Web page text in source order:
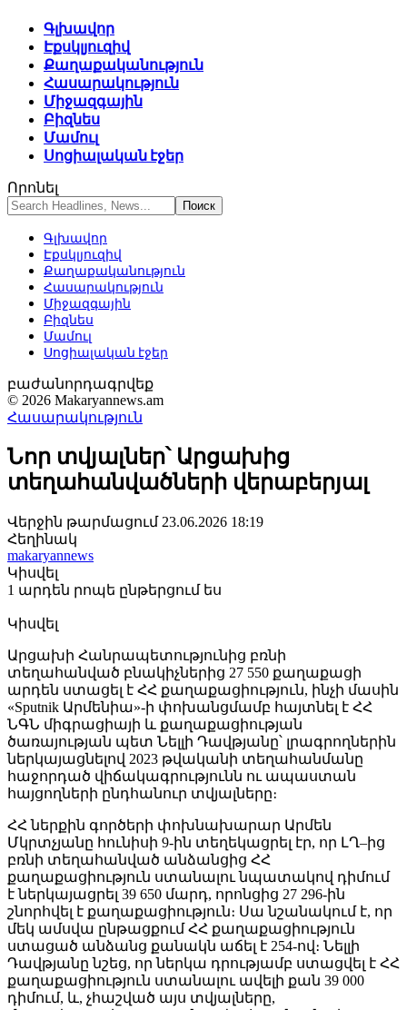
Գլխավոր
Էքսկլյուզիվ
Քաղաքականություն
Հասարակություն
Միջազգային
Բիզնես
Մամուլ
Սոցիալական էջեր
Որոնել
Գլխավոր
Էքսկլյուզիվ
Քաղաքականություն
Հասարակություն
Միջազգային
Բիզնես
Մամուլ
Սոցիալական էջեր
բաժանորդագրվեք
© 2026 Makaryannews.am
Հասարակություն
Նոր տվյալներ՝ Արցախից
տեղահանվածների վերաբերյալ
Վերջին թարմացում 23.06.2026 18:19
Հեղինակ
makaryannews
Կիսվել
1 արդեն րոպե ընթերցում ես
Կիսվել
Արցախի Հանրապետությունից բռնի
տեղահանված բնակիչներից 27 550 քաղաքացի
արդեն ստացել է ՀՀ քաղաքացիություն, ինչի մասին
«Sputnik Արմենիա»-ի փոխանցմամբ հայտնել է ՀՀ
ՆԳՆ միգրացիայի և քաղաքացիության
ծառայության պետ Նելլի Դավթյանը՝ լրագրողներին
ներկայացնելով 2023 թվականի տեղահանմանը
հաջորդած վիճակագրությունն ու ապաստան
հայցողների ընդհանուր տվյալները։
ՀՀ ներքին գործերի փոխնախարար Արմեն
Մկրտչյանը հունիսի 9-ին տեղեկացրել էր, որ ԼՂ–ից
բռնի տեղահանված անձանցից ՀՀ
քաղաքացիություն ստանալու նպատակով դիմում
է ներկայացրել 39 650 մարդ, որոնցից 27 296-ին
շնորհվել է քաղաքացիություն։ Սա նշանակում է, որ
մեկ ամսվա ընթացքում ՀՀ քաղաքացիություն
ստացած անձանց քանակն աճել է 254-ով։ Նելլի
Դավթյանը նշեց, որ ներկա դրությամբ ստացվել է ՀՀ
քաղաքացիություն ստանալու ավելի քան 39 000
դիմում, և, չհաշված այս տվյալները,